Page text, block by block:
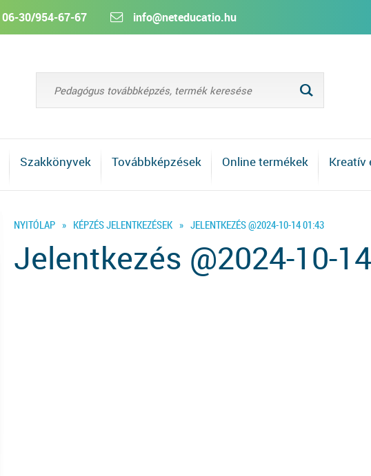
06-30/954-67-67 info@neteducatio.hu
L
Szakkönyvek Továbbképzések Online termékek Kreatív
NYITÓLAP » KÉPZÉS JELENTKEZÉSEK » JELENTKEZÉS @2024-10-14 01:43
Jelentkezés @2024-10-